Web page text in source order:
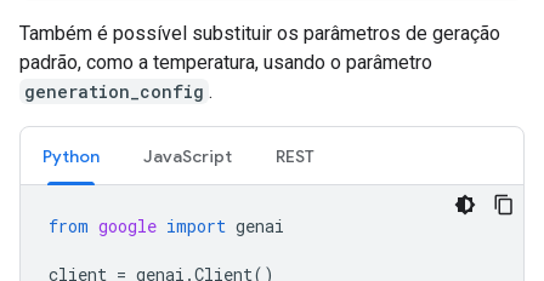
Também é possível substituir os parâmetros de geração
padrão, como a temperatura, usando o parâmetro
generation_config .
Python JavaScript REST
from google import genai
client = genai .Client()